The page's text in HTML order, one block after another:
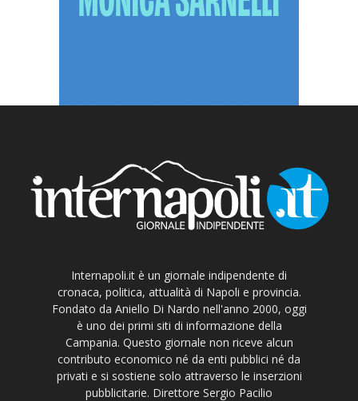
Internapoli.it è un giornale indipendente di
cronaca, politica, attualità di Napoli e provincia.
Fondato da Aniello Di Nardo nell'anno 2000, oggi
è uno dei primi siti di informazione della
Campania. Questo giornale non riceve alcun
contributo economico né da enti pubblici né da
privati e si sostiene solo attraverso le inserzioni
pubblicitarie. Direttore Sergio Pacilio